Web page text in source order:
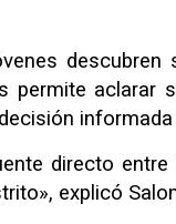
descubren
permite aclarar
directo
explicó